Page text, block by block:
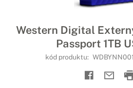
Western Digital
Passport 1TB
kód produktu: